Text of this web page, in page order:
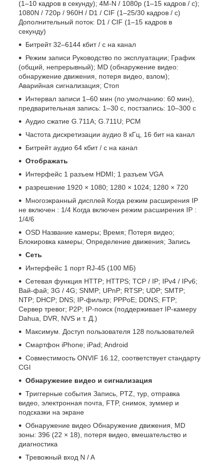
(1–10 кадров в секунду); 4M-N / 1080p (1–15 кадров / с);
1080N / 720p / 960H / D1 / CIF (1–25/30 кадров / с)
Дополнительный поток: D1 / CIF (1–15 кадров в
секунду)
Битрейт 32–6144 кбит / с на канал
Режим записи Руководство по эксплуатации; График
(общий, непрерывный); MD (обнаружение видео:
обнаружение движения, потеря видео, взлом);
Аварийная сигнализация; Стоп
Интервал записи 1–60 мин (по умолчанию: 60 мин),
предварительная запись: 1–30 с, постзапись: 10–300 с
Аудио сжатие G.711A; G.711U; PCM
Частота дискретизации аудио 8 кГц, 16 бит на канал
Битрейт аудио 64 кбит / с на канал
Отображать
Интерфейс 1 разъем HDMI; 1 разъем VGA
разрешение 1920 × 1080; 1280 × 1024; 1280 × 720
Многоэкранный дисплей Когда режим расширения IP
не включен : 1/4 Когда включен режим расширения IP :
1/4/6
OSD Название камеры; Время; Потеря видео;
Блокировка камеры; Определение движения; Запись
Сеть
Интерфейс 1 порт RJ-45 (100 МБ)
Сетевая функция HTTP; HTTPS; TCP / IP; IPv4 / IPv6;
Вай-фай; 3G / 4G; SNMP; UPnP; RTSP; UDP; SMTP;
NTP; DHCP; DNS; IP-фильтр; PPPoE; DDNS; FTP;
Сервер тревог; P2P; IP-поиск (поддерживает IP-камеру
Dahua, DVR, NVS и т. Д.)
Максимум. Доступ пользователя 128 пользователей
Смартфон iPhone; iPad; Android
Совместимость ONVIF 16.12, соответствует стандарту
CGI
Обнаружение видео и сигнализация
Триггерные события Запись, PTZ, тур, отправка
видео, электронная почта, FTP, снимок, зуммер и
подсказки на экране
Обнаружение видео Обнаружение движения, MD
зоны: 396 (22 × 18), потеря видео, вмешательство и
диагностика
Тревожный вход N / A